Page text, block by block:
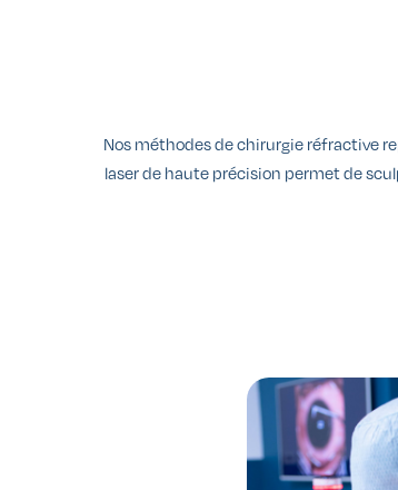
Nos méthodes de chirurgie réfractive
laser de haute précision permet de